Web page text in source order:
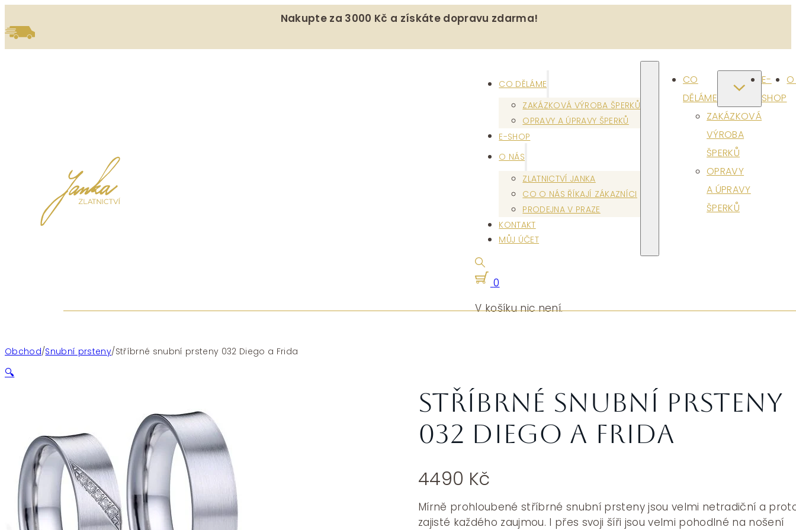
Nakupte za 3000 Kč a získáte dopravu zdarma!
CO DĚLÁME
ZAKÁZKOVÁ VÝROBA ŠPERKŮ
OPRAVY A ÚPRAVY ŠPERKŮ
E-SHOP
O NÁS
ZLATNICTVÍ JANKA
CO O NÁS ŘÍKAJÍ ZÁKAZNÍCI
PRODEJNA V PRAZE
KONTAKT
MŮJ ÚČET
CO
DĚLÁME
ZAKÁZKOVÁ
VÝROBA
ŠPERKŮ
OPRAVY
A ÚPRAVY
ŠPERKŮ
E-
SHOP
0
V košíku nic není.
Obchod/Snubní prsteny/Stříbrné snubní prsteny 032 Diego a Frida
🔍
Stříbrné snubní prsteny
032 Diego a Frida
4490 Kč
Mírně prohloubené stříbrné snubní prsteny jsou velmi netradiční a
zajisté každého zaujmou. I přes svoji šíři jsou velmi pohodlné na nošení